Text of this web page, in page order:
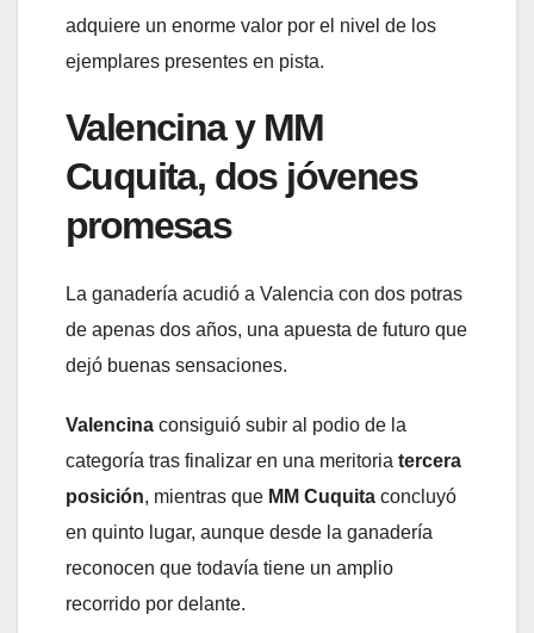
adquiere un enorme valor por el nivel de los
ejemplares presentes en pista.
Valencina y MM
Cuquita, dos jóvenes
promesas
La ganadería acudió a Valencia con dos potras
de apenas dos años, una apuesta de futuro que
dejó buenas sensaciones.
Valencina consiguió subir al podio de la
categoría tras finalizar en una meritoria tercera
posición, mientras que MM Cuquita concluyó
en quinto lugar, aunque desde la ganadería
reconocen que todavía tiene un amplio
recorrido por delante.